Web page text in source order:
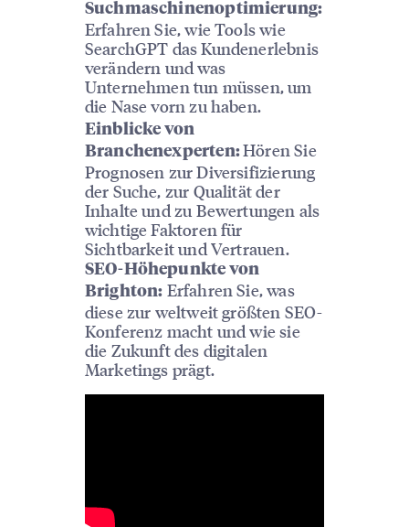
Suchmaschinenoptimierung:
Erfahren Sie, wie Tools wie
SearchGPT das Kundenerlebnis
verändern und was
Unternehmen tun müssen, um
die Nase vorn zu haben.
Einblicke von
Branchenexperten:Hören Sie
Prognosen zur Diversifizierung
der Suche, zur Qualität der
Inhalte und zu Bewertungen als
wichtige Faktoren für
Sichtbarkeit und Vertrauen.
SEO-Höhepunkte von
Brighton: Erfahren Sie, was
diese zur weltweit größten SEO-
Konferenz macht und wie sie
die Zukunft des digitalen
Marketings prägt.